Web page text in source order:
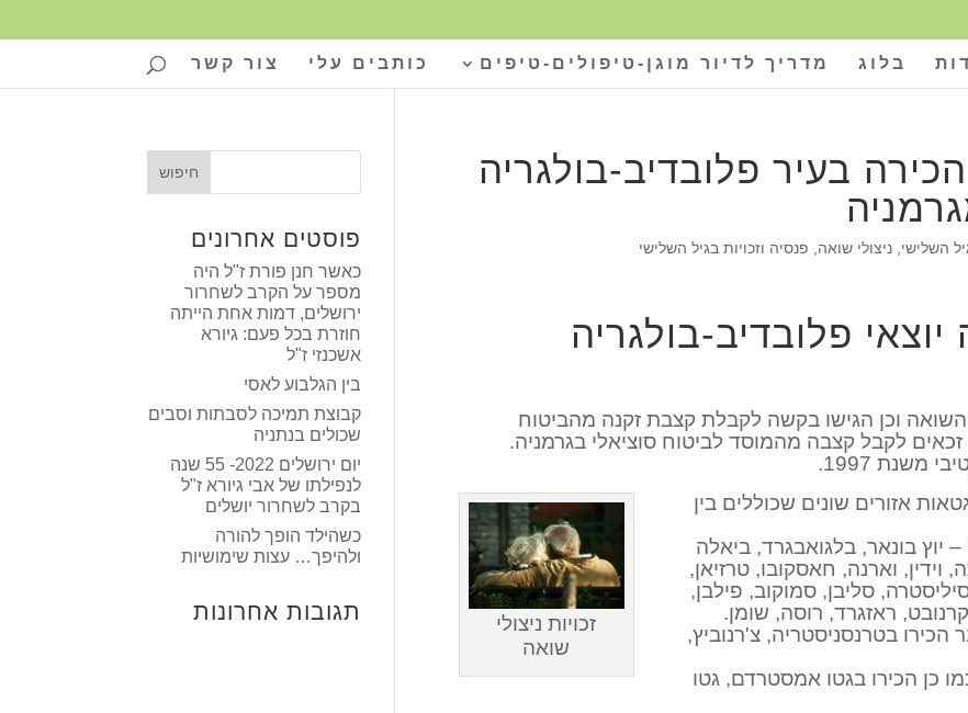
בלוג מדריך לדיור מוגן-טיפולים-טיפים כותבים עלי צור קשר
בעיר פלובדיב-בולגריה
השלישי ,ניצולי שואה פנסיה וזכויות בגיל השלישי
פלובדיב-בולגריה
בזמן השואה וכן הגישו בקשה לקבלת קצבת זקנה מהביטוח
לקבל קצבה מהמוסד לביטוח סוציאלי בגרמניה.
1997.
זכויות ניצולי
שואה
אזורים שונים שכוללים בין
יוץ בונאר, בלגואבגרד, ביאלה
וידין, וארנה, חאסקובו, טרזיאן,
סליבן, סמוקוב, פילבן,
ראזגרד, רוסה, שומן.
בטרנסניסטריה, צ'רנוביץ,
כן הכירו בגטו אמסטרדם, גטו
פוסטים אחרונים
כאשר חנן פורת ז"ל היה
מספר על הקרב לשחרור
ירושלים, דמות אחת הייתה
חוזרת בכל פעם: גיורא
אשכנזי ז"ל
בין הגלבוע לאסי
קבוצת תמיכה לסבתות וסבים
שכולים בנתניה
יום ירושלים 2022- 55 שנה
לנפילתו של אבי גיורא ז"ל
בקרב לשחרור יושלים
כשהילד הופך להורה
ולהיפך… עצות שימושיות
תגובות אחרונות